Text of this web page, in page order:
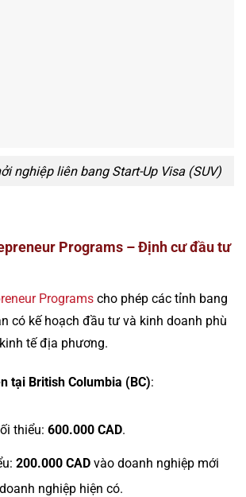
nghiệp liên bang Start-Up Visa (SUV)
Programs – Định cư đầu tư
Programs cho phép các tỉnh bang
có kế hoạch đầu tư và kinh doanh phù
tế địa phương.
tại British Columbia (BC):
thiểu: 600.000 CAD.
200.000 CADvào doanh nghiệp mới
nghiệp hiện có.